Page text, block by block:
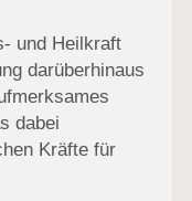
und Heilkraft
darüberhinaus
dabei
Kräfte für